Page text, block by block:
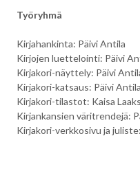
Työryhmä
Kirjahankinta: Päivi Antila
Kirjojen luettelointi: Päivi
Kirjakori-näyttely: Päivi
Kirjakori-katsaus: Päivi
Kirjakori-tilastot: Kaisa
Kirjankansien väritrendejä:
Kirjakori-verkkosivu ja